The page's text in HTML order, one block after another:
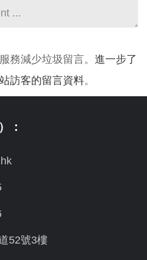
務減少垃圾留言。 進一步了
訪客的留言資料。
：
52號3樓